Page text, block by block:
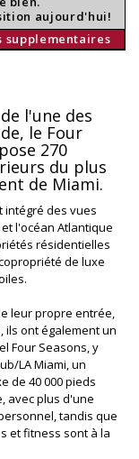
aujourd'hui!
supplementaires
l'une des
le Four
270
du plus
de Miami.
intégré des vues
l'océan Atlantique
résidentielles
de luxe
leur propre entrée,
ils ont également un
Four Seasons, y
LA Miami, un
de 40 000 pieds
avec plus d'une
tandis que
et fitness sont à la